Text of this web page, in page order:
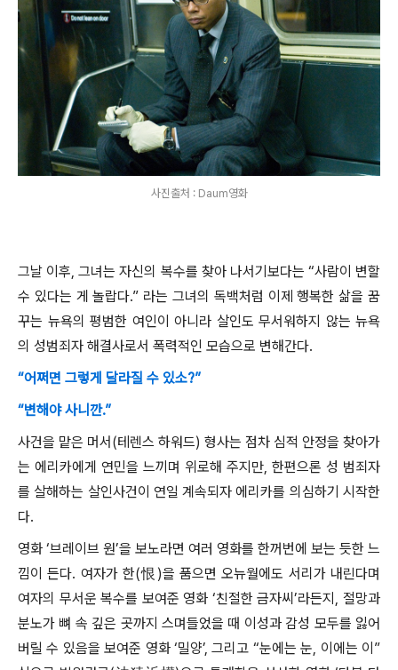
사진출처 : Daum영화
그날 이후,그녀는 자신의 복수를 찾아 나서기보다는 “사람이 변할
수 있다는 게 놀랍다.” 라는 그녀의 독백처럼 이제 행복한 삶을 꿈
꾸는 뉴욕의 평범한 여인이 아니라 살인도 무서워하지 않는 뉴욕
의 성범죄자 해결사로서 폭력적인 모습으로 변해간다.
“어쩌면 그렇게 달라질 수 있소?”
“변해야 사니깐.”
사건을 맡은 머서(테렌스 하워드) 형사는 점차 심적 안정을 찾아가
는 에리카에게 연민을 느끼며 위로해 주지만, 한편으론 성 범죄자
를 살해하는 살인사건이 연일 계속되자 에리카를 의심하기 시작한
다.
영화 ‘브레이브 원’을 보노라면 여러 영화를 한꺼번에 보는 듯한 느
낌이 든다. 여자가 한(恨 )을 품으면 오뉴월에도 서리가 내린다며
여자의 무서운 복수를 보여준 영화 ‘친절한 금자씨’라든지 ,절망과
분노가 뼈 속 깊은 곳까지 스며들었을 때 이성과 감성 모두를 잃어
버릴 수 있음을 보여준 영화 ‘밀양’,그리고 “눈에는 눈, 이에는 이 ”